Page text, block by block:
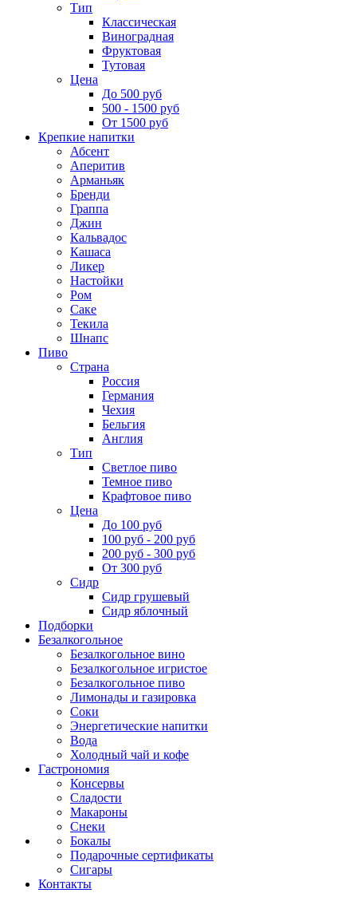
Тип
Классическая
Виноградная
Фруктовая
Тутовая
Цена
До 500 руб
500 - 1500 руб
От 1500 руб
Крепкие напитки
Абсент
Аперитив
Арманьяк
Бренди
Граппа
Джин
Кальвадос
Кашаса
Ликер
Настойки
Ром
Саке
Текила
Шнапс
Пиво
Страна
Россия
Германия
Чехия
Бельгия
Англия
Тип
Светлое пиво
Темное пиво
Крафтовое пиво
Цена
До 100 руб
100 руб - 200 руб
200 руб - 300 руб
От 300 руб
Сидр
Сидр грушевый
Сидр яблочный
Подборки
Безалкогольное
Безалкогольное вино
Безалкогольное игристое
Безалкогольное пиво
Лимонады и газировка
Соки
Энергетические напитки
Вода
Холодный чай и кофе
Гастрономия
Консервы
Сладости
Макароны
Снеки
Бокалы
Подарочные сертификаты
Сигары
Контакты